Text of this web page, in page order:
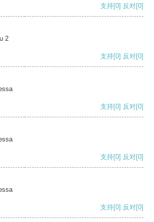
支持[0] 反对[0]
2
支持[0] 反对[0]
支持[0] 反对[0]
支持[0] 反对[0]
支持[0] 反对[0]